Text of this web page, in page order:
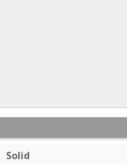
Solid